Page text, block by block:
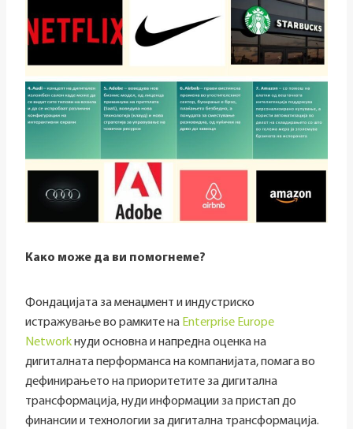
Како може да ви помогнеме?
Фондацијата за менаџмент и индустриско
истражување во рамките на Enterprise Europe
Networkнуди основна и напредна оценка на
дигиталната перформанса на компанијата, помага во
дефинирањето на приоритетите за дигитална
трансформација, нуди информации за пристап до
финансии и технологии за дигитална трансформација.